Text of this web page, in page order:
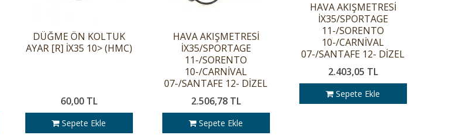
DÜĞME ÖN KOLTUK
AYAR [R] İX35 10> (HMC)
60,00 TL
Sepete Ekle
HAVA AKIŞMETRESİ
İX35/SPORTAGE
11-/SORENTO
10-/CARNİVAL
07-/SANTAFE 12- DİZEL
2.506,78 TL
Sepete Ekle
HAVA AKIŞMETRESİ
İX35/SPORTAGE
11-/SORENTO
10-/CARNİVAL
07-/SANTAFE 12- DİZEL
2.403,05 TL
Sepete Ekle